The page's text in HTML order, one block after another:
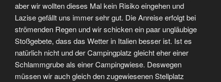
aber wir wollten dieses Mal kein Risiko eingehen und
Lazise gefällt uns immer sehr gut. Die Anreise erfolgt bei
strömenden Regen und wir schicken ein paar ungläubige
Stoßgebete, dass das Wetter in Italien besser ist. Ist es
natürlich nicht und der Campingplatz gleicht eher einer
Schlammgrube als einer Campingwiese. Deswegen
müssen wir auch gleich den zugewiesenen Stellplatz